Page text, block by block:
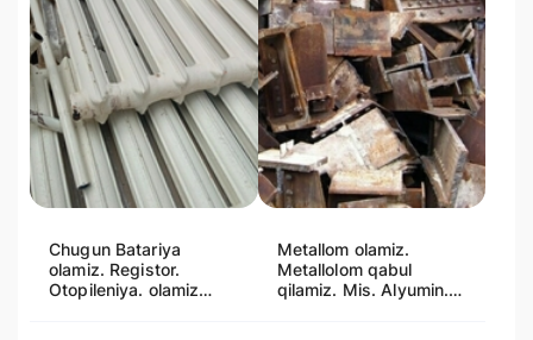
Chugun Batariya
olamiz. Registor.
Otopileniya. olamiz
Metallom olamiz.
Metallolom qabul
qilamiz. Mis. Alyumin.